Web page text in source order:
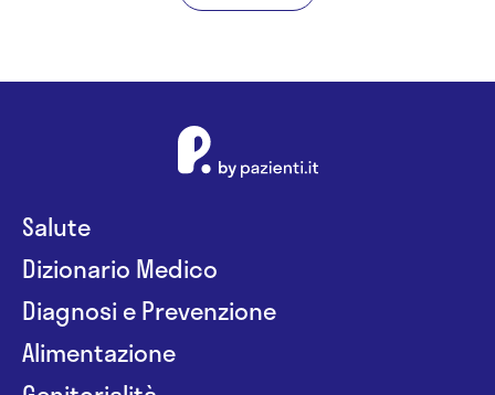
Salute
Dizionario Medico
Diagnosi e Prevenzione
Alimentazione